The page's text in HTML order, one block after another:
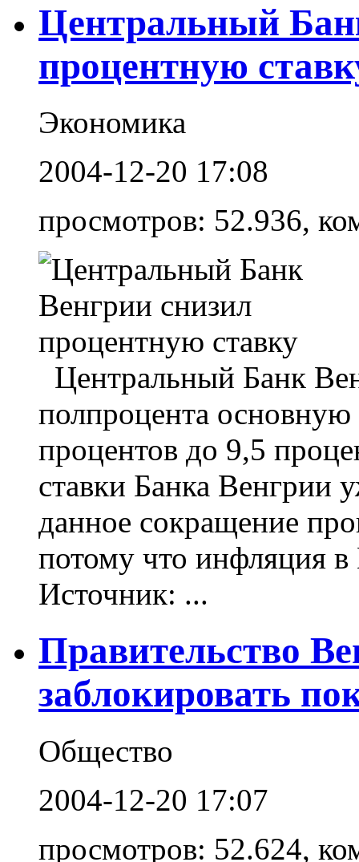
Центральный
процентную
Экономика
2004-12-20 17:08
просмотров: 52.936,
Центральный Банк
полпроцента
процентов до 9,5
ставки Банка Венгрии
данное сокращение
потому что инфляция
Источник: ...
Правительство
заблокировать
Общество
2004-12-20 17:07
просмотров: 52.624,